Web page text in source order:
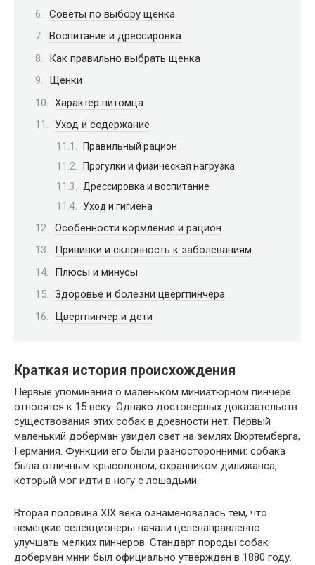
Советы по выбору щенка
Воспитание и дрессировка
Как правильно выбрать щенка
Щенки
Характер питомца
Уход и содержание
Правильный рацион
Прогулки и физическая нагрузка
Дрессировка и воспитание
Уход и гигиена
Особенности кормления и рацион
Прививки и склонность к заболеваниям
Плюсы и минусы
Здоровье и болезни цвергпинчера
Цвергпинчер и дети
Краткая история происхождения
Первые упоминания о маленьком миниатюрном пинчере
относятся к 15 веку. Однако достоверных доказательств
существования этих собак в древности нет. Первый
маленький доберман увидел свет на землях Вюртемберга,
Германия. Функции его были разносторонними: собака
была отличным крысоловом, охранником дилижанса,
который мог идти в ногу с лошадьми.
Вторая половина XIX века ознаменовалась тем, что
немецкие селекционеры начали целенаправленно
улучшать мелких пинчеров. Стандарт породы собак
доберман мини был официально утвержден в 1880 году.